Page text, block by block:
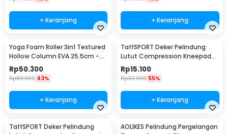
+ Keranjang + Keranjang
Yoga Foam Roller 3in1 Textured
Hollow Column EVA 25.5cm -
H0031
Rp50.300
Rp86.900 43%
+ Keranjang
TaffSPORT Deker Pelindung
Lutut Compression Kneepad
Gym Fitness 1 PCS M - SS7
Rp15.100
Rp32.900 55%
+ Keranjang
TaffSPORT Deker Pelindung
AOLIKES Pelindung Pergelangan